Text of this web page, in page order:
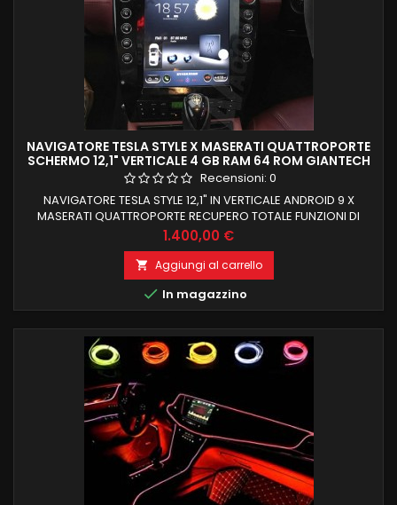
NAVIGATORE TESLA STYLE X MASERATI QUATTROPORTE
SCHERMO 12,1" VERTICALE 4 GB RAM 64 ROM GIANTECH
PREMIUMRecensioni: 0
NAVIGATORE TESLA STYLE 12,1" IN VERTICALE ANDROID 9 X
MASERATI QUATTROPORTE RECUPERO TOTALE FUNZIONI DI
BORDO E COMANDI AL VOLANTE ANDROID 9 4 GB RAM 64 GB
ROM PROCESSORE OCTACORE PX6 BLUETOOTH +
NAVIGAZIONE OFFLINE E ONLINE NAVIGAZIONE WIFI INTERNET
NESSUNA MODIFICA PER INSTALLAZIONE INGRESSI USB +
CAMERA + AMPLI E SUB + AUX CARPLAY INTEGRATO
Prezzo
1.400,00 €
 Aggiungi al carrello
 In magazzino